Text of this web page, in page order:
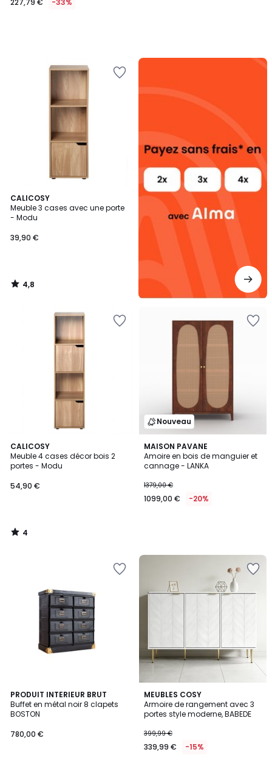
227,79 € -33%
CALICOSY
Meuble 3 cases avec une porte
- Modu
39,90 €
4,8
/ 5
4,8
/
Alma
sans
CALICOSY
Meuble 4 cases décor bois 2
portes - Modu
54,90 €
4
/
5
4
/
Nouveau
MAISON PAVANE
Amoire en bois de manguier et
cannage - LANKA
1379,00 €
1099,00 € -20%
PRODUIT INTERIEUR BRUT
Buffet en métal noir 8 clapets
BOSTON
780,00 €
MEUBLES COSY
Armoire de rangement avec 3
portes style moderne, BABEDE
399,99 €
339,99 € -15%